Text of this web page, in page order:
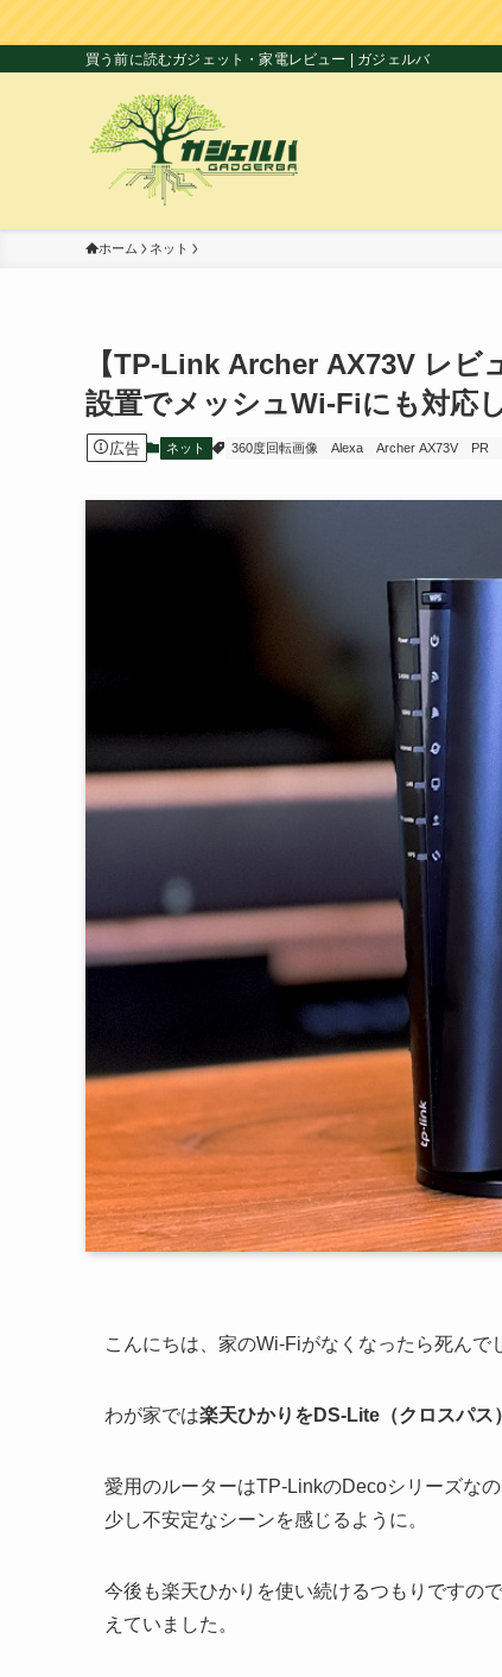
買う前に読むガジェット・家電レビュー | ガジェルバ
ホーム ネット
【TP-Link Archer AX73V レ
設置でメッシュWi-Fiにも対応
広告 ネット 360度回転画像 Alexa Archer AX73V PR
こんにちは、家のWi-Fiがなくなったら死んで
わが家では楽天ひかりをDS-Lite（クロスパス
愛用のルーターはTP-LinkのDecoシリーズなの
少し不安定なシーンを感じるように。
今後も楽天ひかりを使い続けるつもりですの
えていました。